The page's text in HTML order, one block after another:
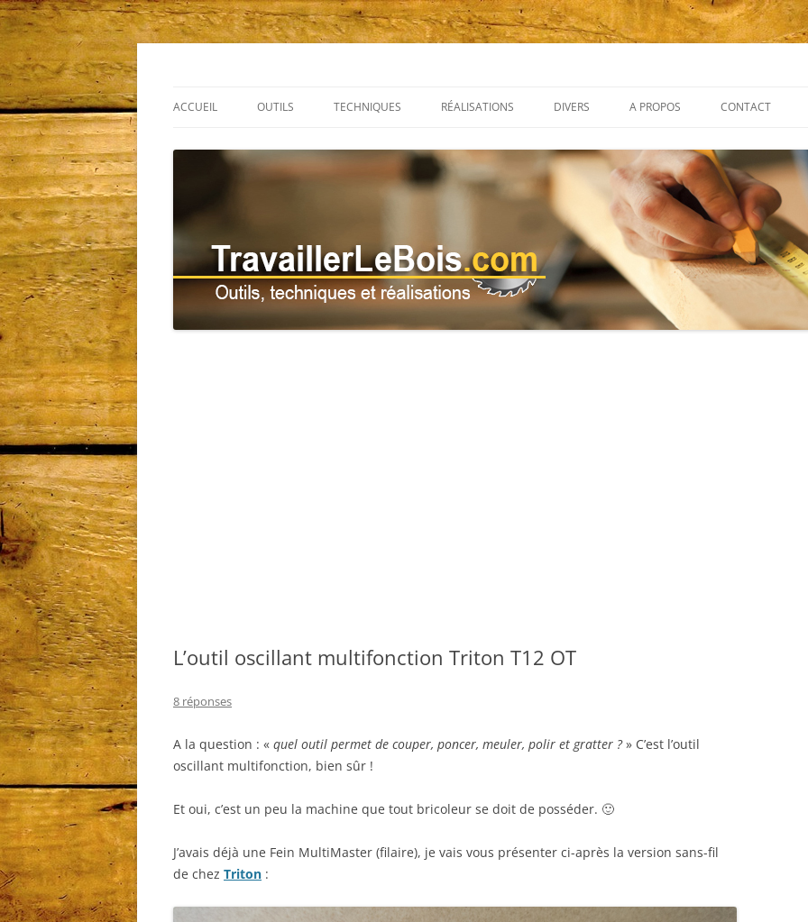
ACCUEIL OUTILS TECHNIQUES RÉALISATIONS DIVERS A PROPOS CONTACT
L’outil oscillant multifonction Triton T12 OT
8 réponses
A la question : « quel outil permet de couper, poncer, meuler, polir et gratter ?» C’est l’outil
oscillant multifonction, bien sûr !
Et oui, c’est un peu la machine que tout bricoleur se doit de posséder. 🙂
J’avais déjà une Fein MultiMaster (filaire), je vais vous présenter ci-après la version sans-fil
de chez Triton :